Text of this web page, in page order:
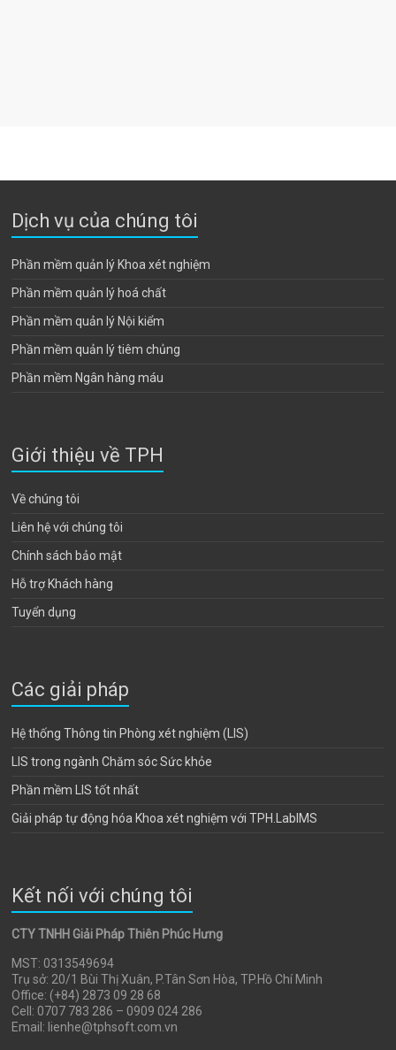
Dịch vụ của chúng tôi
Phần mềm quản lý Khoa xét nghiệm
Phần mềm quản lý hoá chất
Phần mềm quản lý Nội kiểm
Phần mềm quản lý tiêm chủng
Phần mềm Ngân hàng máu
Giới thiệu về TPH
Về chúng tôi
Liên hệ với chúng tôi
Chính sách bảo mật
Hỗ trợ Khách hàng
Tuyển dụng
Các giải pháp
Hệ thống Thông tin Phòng xét nghiệm (LIS)
LIS trong ngành Chăm sóc Sức khỏe
Phần mềm LIS tốt nhất
Giải pháp tự động hóa Khoa xét nghiệm với TPH.LabIMS
Kết nối với chúng tôi
CTY TNHH Giải Pháp Thiên Phúc Hưng
MST: 0313549694
Trụ sở: 20/1 Bùi Thị Xuân, P.Tân Sơn Hòa, TP.Hồ Chí Minh
Office: (+84) 2873 09 28 68
Cell: 0707 783 286 – 0909 024 286
Email: lienhe@tphsoft.com.vn